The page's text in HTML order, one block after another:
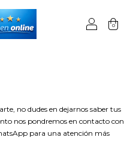
0
no dudes en dejarnos saber tus
nos pondremos en contacto con
para una atención más